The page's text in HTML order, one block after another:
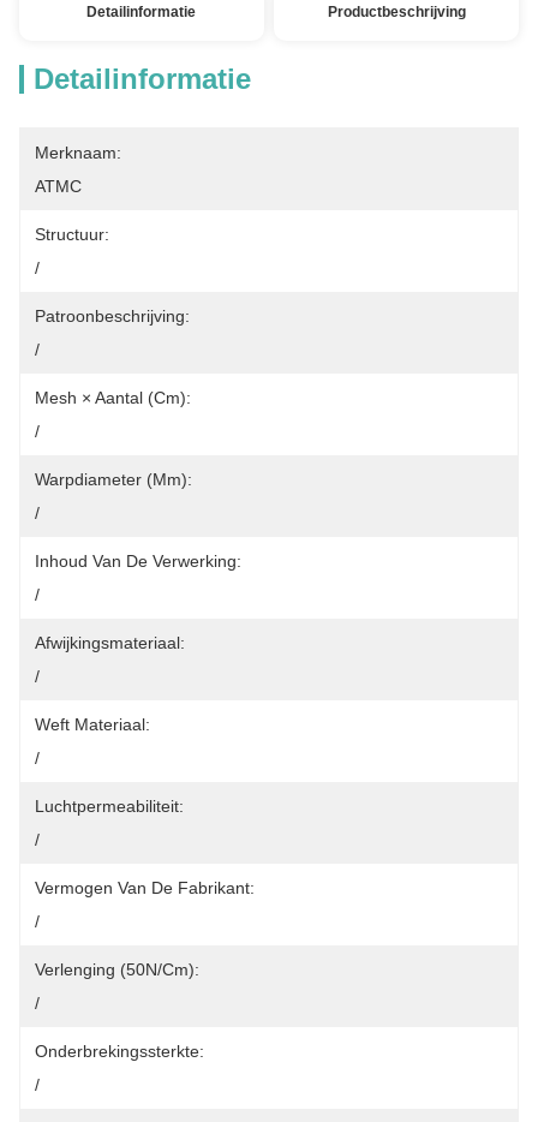
Detailinformatie Productbeschrijving
Detailinformatie
Merknaam:
ATMC
Structuur:
/
Patroonbeschrijving:
/
Mesh × Aantal (cm):
/
Warpdiameter (mm):
/
Inhoud Van De Verwerking:
/
Afwijkingsmateriaal:
/
Weft Materiaal:
/
Luchtpermeabiliteit:
/
Vermogen Van De Fabrikant:
/
Verlenging (50N/cm):
/
Onderbrekingssterkte:
/